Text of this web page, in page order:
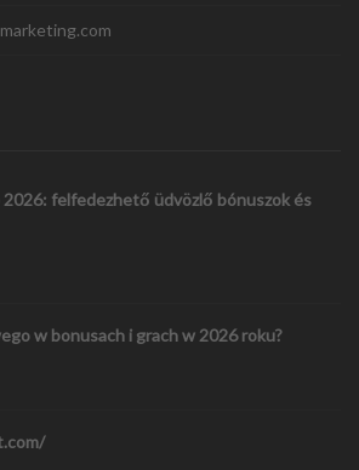
2026: felfedezhető üdvözlő bónuszok és
w bonusach i grach w 2026 roku?